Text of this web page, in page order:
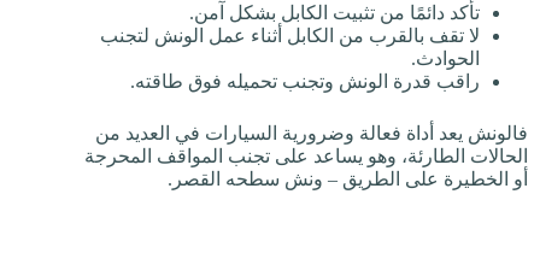
تأكد دائمًا من تثبيت الكابل بشكل آمن.
لا تقف بالقرب من الكابل أثناء عمل الونش لتجنب
الحوادث.
راقب قدرة الونش وتجنب تحميله فوق طاقته.
فالونش يعد أداة فعالة وضرورية السيارات في العديد من
الحالات الطارئة، وهو يساعد على تجنب المواقف المحرجة
أو الخطيرة على الطريق – ونش سطحه القصر.